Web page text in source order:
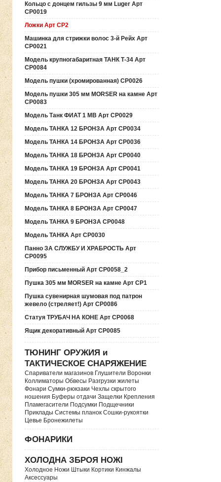
Кольцо с донцем гильзы 9 мм Luger Арт
СР0019
Ложки Арт СР2
Машинка для стрижки волос 3-й Рейх Арт
СР0021
Модель крупногабаритная ТАНК Т-34 Арт
СР0084
Модель пушки (хромированная) СР0026
Модель пушки 305 мм MORSER на камне Арт
СР0083
Модель Танк ФИАТ 1 МВ Арт СР0029
Модель ТАНКА 12 БРОНЗА Арт СР0034
Модель ТАНКА 14 БРОНЗА Арт СР0036
Модель ТАНКА 18 БРОНЗА Арт СР0040
Модель ТАНКА 19 БРОНЗА Арт СР0041
Модель ТАНКА 20 БРОНЗА Арт СР0043
Модель ТАНКА 7 БРОНЗА Арт СР0046
Модель ТАНКА 8 БРОНЗА Арт СР0047
Модель ТАНКА 9 БРОНЗА СР0048
Модель ТАНКА Арт СР0030
Панно ЗА СЛУЖБУ И ХРАБРОСТЬ Арт
СР0095
Прибор письменный Арт СР0058_2
Пушка 305 мм MORSER на камне Арт СР1
Пушка сувенирная шумовая под патрон
жевело (стреляет!) Арт СР0086
Статуя ТРУБАЧ НА КОНЕ Арт СР0068
Ящик декоративный Арт СР0085
ТЮНИНГ ОРУЖИЯ и
ТАКТИЧЕСКОЕ СНАРЯЖЕНИЕ
Спариватели магазинов Глушители Воронки
Коллиматоры Обвесы Разгрузки жилеты
Фонари Сумки-рюкзаки Чехлы скрытого
ношения Буферы отдачи Защелки Крепления
Пламегасители Подсумки Подщечники
Приклады Системы планок Сошки-рукоятки
Цевье Бронежилеты
ФОНАРИКИ
ХОЛОДНА ЗБРОЯ НОЖІ
Холодное Ножи Штыки Кортики Кинжалы
Аксессуары